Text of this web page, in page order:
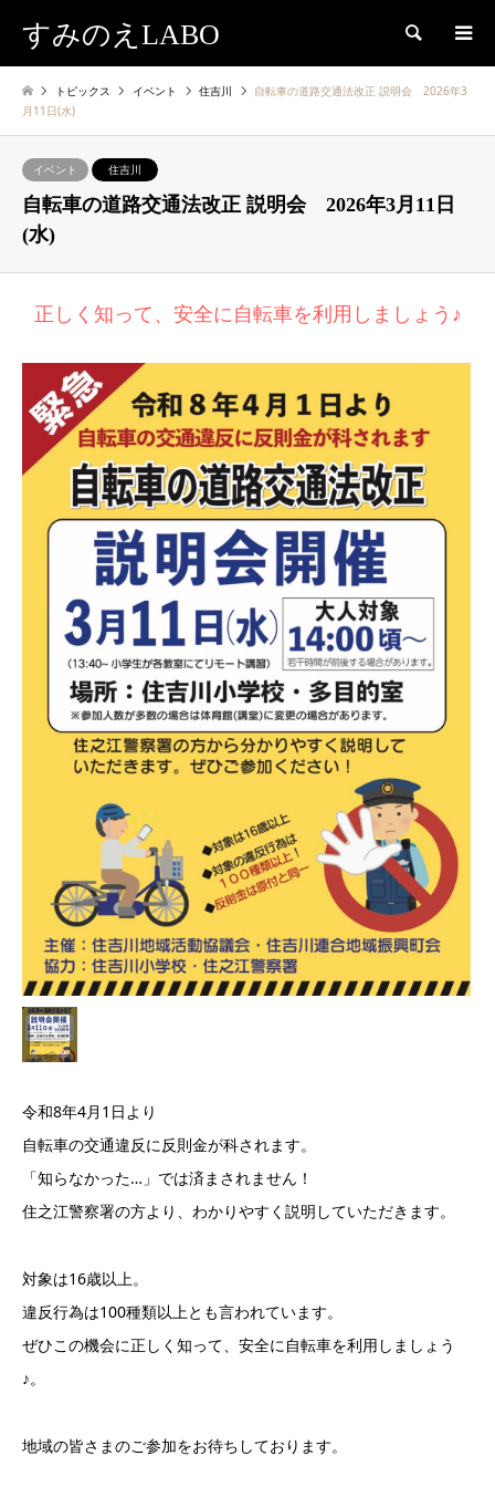
すみのえLABO 検索
トピックス イベント 住吉川
自転車の道路交通法改正 説明会 2026年3
月11日(水)
イベント 住吉川
自転車の道路交通法改正 説明会 2026年3月11日
(水)
正しく知って、安全に自転車を利用しましょう♪
令和8年4月1日より
自転車の交通違反に反則金が科されます。
「知らなかった…」では済まされません！
住之江警察署の方より、わかりやすく説明していただきます。
対象は16歳以上。
違反行為は100種類以上とも言われています。
ぜひこの機会に正しく知って、安全に自転車を利用しましょう
♪。
地域の皆さまのご参加をお待ちしております。